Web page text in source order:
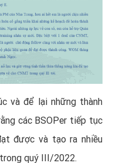
và để lại những thành
các BSOPer tiếp tục
được và tạo ra nhiều
quý III/2022.